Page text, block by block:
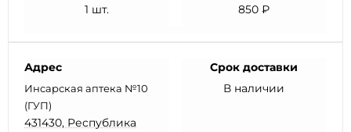
1 шт.
850 ₽
Адрес
Инсарская аптека №10
(ГУП)
431430, Республика
Срок доставки
В наличии